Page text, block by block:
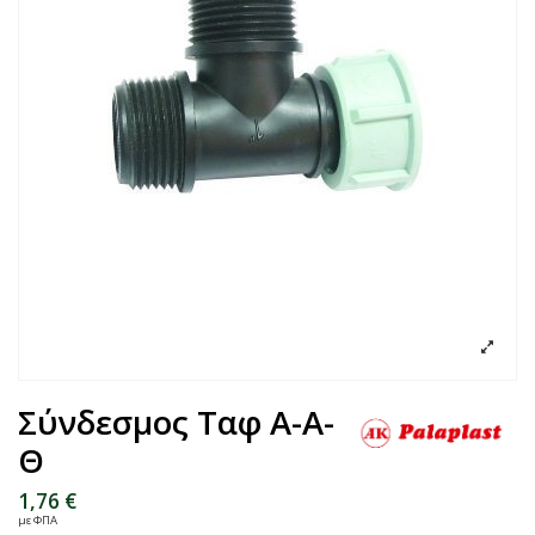
Σύνδεσμος Ταφ Α-Α-
Θ
1,76 €
με ΦΠΑ